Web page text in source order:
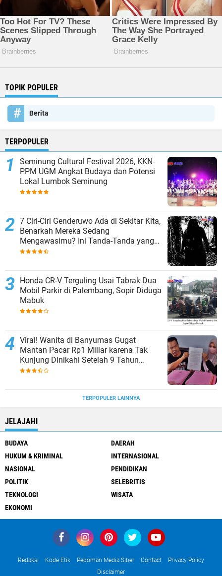
TOPIK POPULER
Berita
TERPOPULER
Seminung Cultural Festival 2026, KKN-
PPM UGM Angkat Budaya dan Potensi
Lokal Lumbok Seminung
7 Ciri-Ciri Genderuwo Ada di Sekitar Kita,
Benarkah Mereka Sedang
Mengawasimu? Ini Tanda-Tanda yang
Sering Diabaikan
Honda CR-V Terguling Usai Tabrak Dua
Mobil Parkir di Palembang, Sopir Diduga
Mabuk
Viral! Wanita di Banyumas Gugat
Mantan Pacar Rp1 Miliar karena Tak
Kunjung Dinikahi Setelah 9 Tahun
Berpacaran
TERPOPULER LAINNYA
JELAJAHI
BUDAYA
DAERAH
HUKUM & KRIMINAL
INTERNASIONAL
NASIONAL
PENDIDIKAN
POLITIK
SELEBRITIS
TEKNOLOGI
WISATA
EKONOMI
Redaksi Kode Etik Pedoman Media Siber Contact
Privacy Policy
Disclaimer